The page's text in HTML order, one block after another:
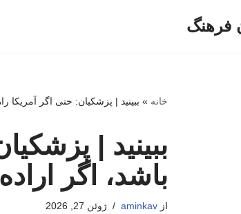
فرهنگ
خانه » ببینید | پزشکیان: حتی اگر آمریکا
ببینید |
باشد، اگر
ازaminkav ژوئن 27, 2026